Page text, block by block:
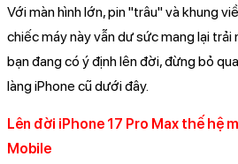
Với màn hình lớn, pin "trâu" và khung
chiếc máy này vẫn dư sức mang lại trải
bạn đang có ý định lên đời, đừng bỏ
làng iPhone cũ dưới đây.
Lên đời iPhone 17 Pro Max thế hệ
Mobile